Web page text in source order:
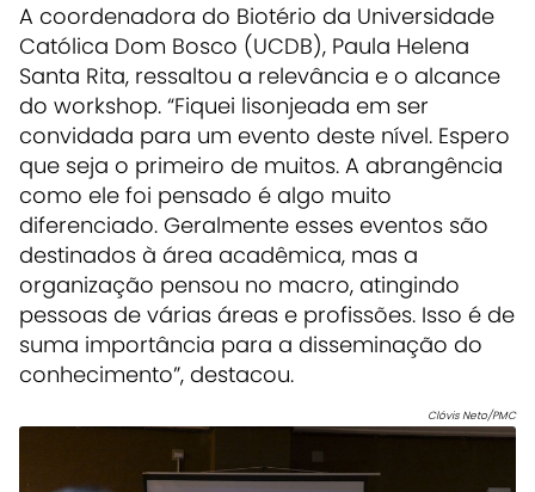
A coordenadora do Biotério da Universidade
Católica Dom Bosco (UCDB), Paula Helena
Santa Rita, ressaltou a relevância e o alcance
do workshop. “Fiquei lisonjeada em ser
convidada para um evento deste nível. Espero
que seja o primeiro de muitos. A abrangência
como ele foi pensado é algo muito
diferenciado. Geralmente esses eventos são
destinados à área acadêmica, mas a
organização pensou no macro, atingindo
pessoas de várias áreas e profissões. Isso é de
suma importância para a disseminação do
conhecimento”, destacou.
Clóvis Neto/PMC